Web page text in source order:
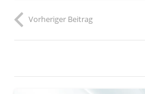
Vorheriger Beitrag